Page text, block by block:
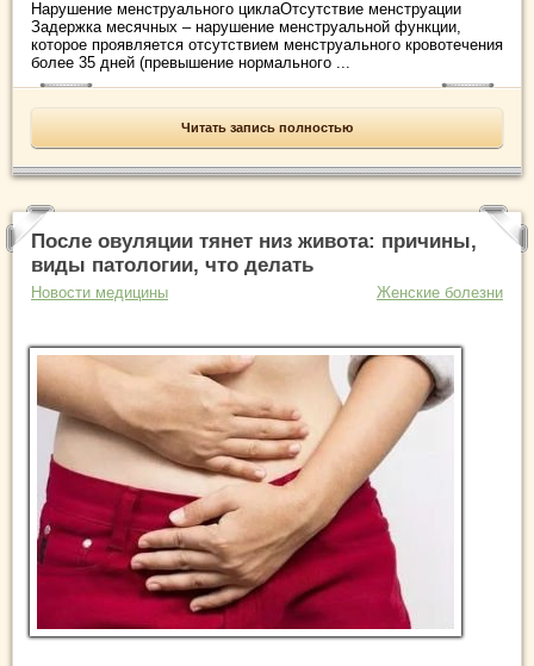
Нарушение менструального циклаОтсутствие менструации
Задержка месячных – нарушение менструальной функции,
которое проявляется отсутствием менструального кровотечения
более 35 дней (превышение нормального ...
Читать запись полностью
После овуляции тянет низ живота: причины,
виды патологии, что делать
Новости медицины Женские болезни